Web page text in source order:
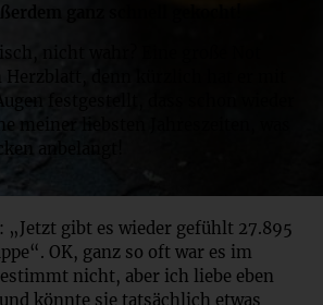
ganz schnell gekocht!
nicht wahr? Eine große Not
denn kürzlich hat er mit
festgestellt, dass schon wieder
meiner liebsten Jahreszeiten, was
anbelangt!
„Jetzt gibt es wieder gefühlt 27.895
OK, ganz so oft war es im
nicht, aber ich liebe eben
und könnte sie tatsächlich etwas